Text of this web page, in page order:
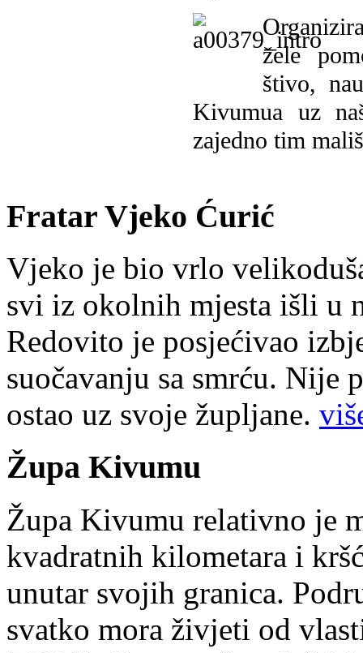
žele
štivo,
Kivumua uz
zajedno tim
Fratar Vjeko Ćurić
Vjeko je bio vrlo
svi iz okolnih mjesta išli u
Redovito je posjećivao
suočavanju sa smrću. Nije
ostao uz svoje župljane.
Župa Kivumu
Župa Kivumu relativno je
kvadratnih kilometara i
unutar svojih granica.
svatko mora živjeti od